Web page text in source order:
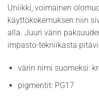
Uniikki, voimainen
käyttökokemuksen niin
alla. Juuri värin
impasto-tekniikasta
värin nimi suomeksi:
pigmentit: PG17